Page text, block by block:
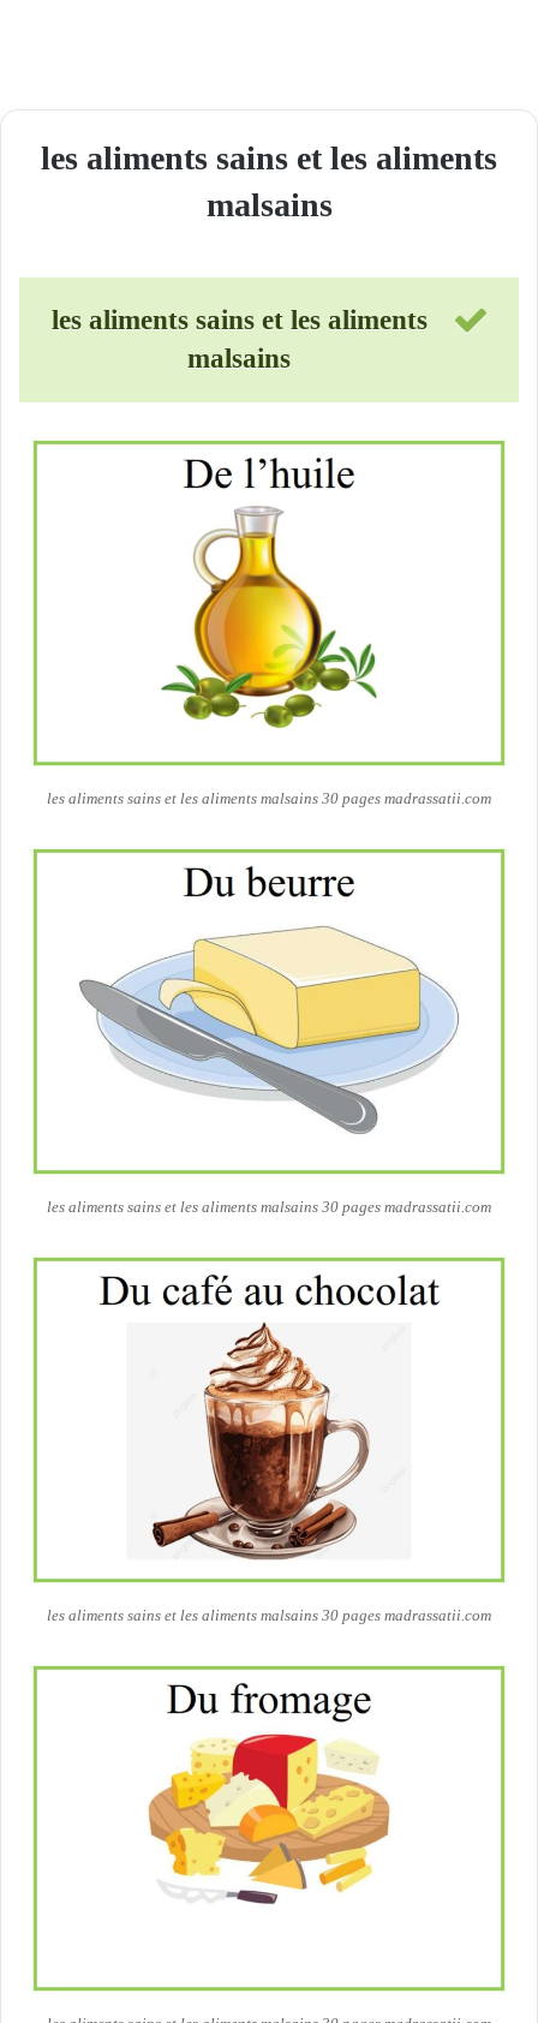
les aliments sains et les aliments
malsains
les aliments sains et les aliments
malsains
les aliments sains et les aliments malsains 30 pages madrassatii.com
les aliments sains et les aliments malsains 30 pages madrassatii.com
les aliments sains et les aliments malsains 30 pages madrassatii.com